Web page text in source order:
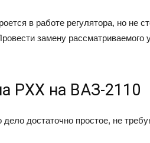
в работе регулятора, но не
замену рассматриваемого
РХХ на ВАЗ-2110
достаточно простое, не